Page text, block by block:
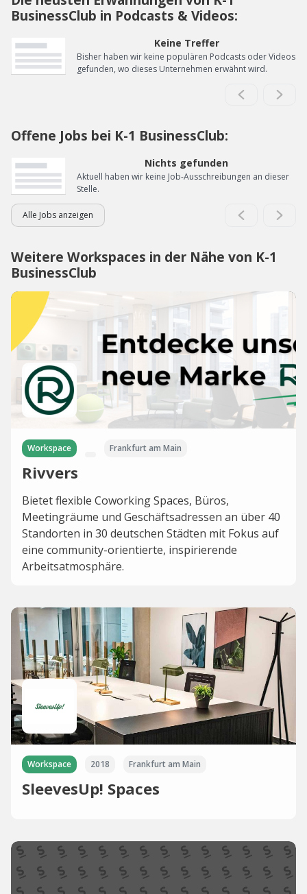
BusinessClub in Podcasts & Videos:
Keine Treffer
Bisher haben wir keine populären Podcasts oder Videos
gefunden, wo dieses Unternehmen erwähnt wird.
Offene Jobs bei K-1 BusinessClub:
Nichts gefunden
Aktuell haben wir keine Job-Ausschreibungen an dieser
Stelle.
Alle Jobs anzeigen
Weitere Workspaces in der Nähe von K-1
BusinessClub
Workspace Frankfurt am Main
Rivvers
Bietet flexible Coworking Spaces, Büros,
Meetingräume und Geschäftsadressen an über 40
Standorten in 30 deutschen Städten mit Fokus auf
eine community-orientierte, inspirierende
Arbeitsatmosphäre.
Workspace 2018 Frankfurt am Main
SleevesUp! Spaces